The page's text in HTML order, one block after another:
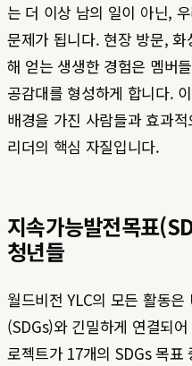
는 더 이상 남의 일이 아닌,
문제가 됩니다. 현장 방문,
해 얻는 생생한 경험은 멤버
공감대를 형성하게 합니다.
배경을 가진 사람들과 효과
리더의 핵심 자질입니다.
지속가능발전목표
청년들
월드비전 YLC의 모든 활동
(SDGs)와 긴밀하게 연결되
로젝트가 17개의 SDGs 목표